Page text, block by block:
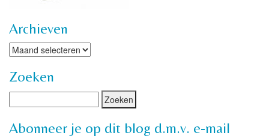
Archieven
Archieven
Zoeken
Abonneer je op dit blog d.m.v. e-mail